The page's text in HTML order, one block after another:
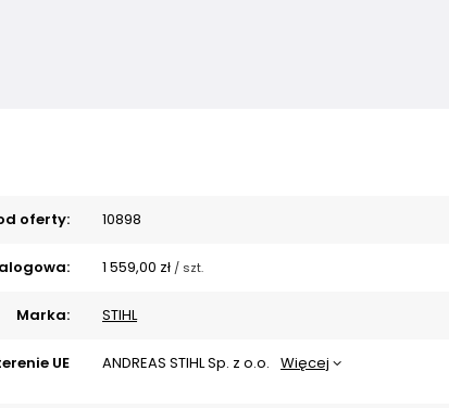
oferty: 10898
1 559,00 zł / szt.
Marka: STIHL
UE ANDREAS STIHL Sp. z o.o. Więcej